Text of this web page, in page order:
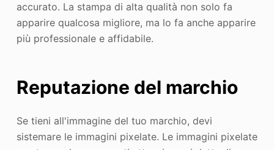
accurato. La stampa di alta qualità non solo fa
apparire qualcosa migliore, ma lo fa anche apparire
più professionale e affidabile.
Reputazione del marchio
Se tieni all'immagine del tuo marchio, devi
sistemare le immagini pixelate. Le immagini pixelate